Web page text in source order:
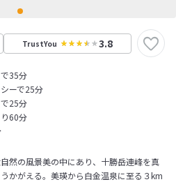
TrustYou 3.8
35分
ーで25分
25分
60分
然の風景美の中にあり、十勝岳連峰を真
かがえる。美瑛から白金温泉に至る３km